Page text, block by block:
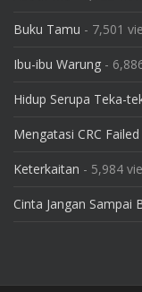
Buku Tamu - 7,501
Ibu-ibu Warung -
Hidup Serupa Teka-
Mengatasi CRC
Keterkaitan - 5,984
Cinta Jangan Sampai